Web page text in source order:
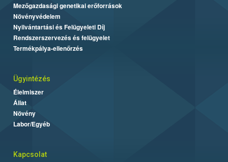
Mezőgazdasági genetikai erőforrások
Növényvédelem
Nyilvántartási és Felügyeleti Díj
Rendszerszervezés és felügyelet
Termékpálya-ellenőrzés
Ügyintézés
Élelmiszer
Állat
Növény
Labor/Egyéb
Kapcsolat